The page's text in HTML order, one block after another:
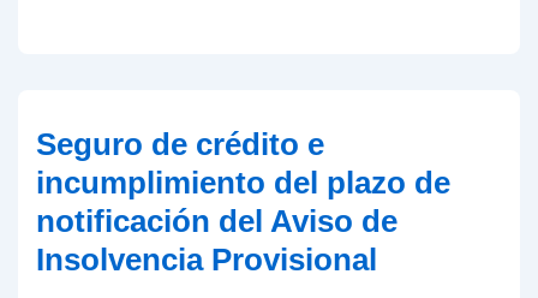
Seguro de crédito e
incumplimiento del plazo de
notificación del Aviso de
Insolvencia Provisional